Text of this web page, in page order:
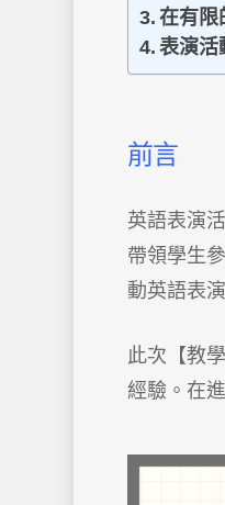
在有限
表演活
前言
英語表演
帶領學生
動英語表
此次【教
經驗。在